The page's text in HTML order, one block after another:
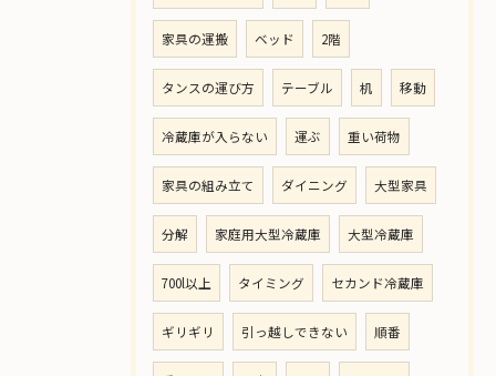
家具の運搬 ベッド 2階
タンスの運び方 テーブル 机 移動
冷蔵庫が入らない 運ぶ 重い荷物
家具の組み立て ダイニング 大型家具
分解 家庭用大型冷蔵庫 大型冷蔵庫
700l以上 タイミング セカンド冷蔵庫
ギリギリ 引っ越しできない 順番